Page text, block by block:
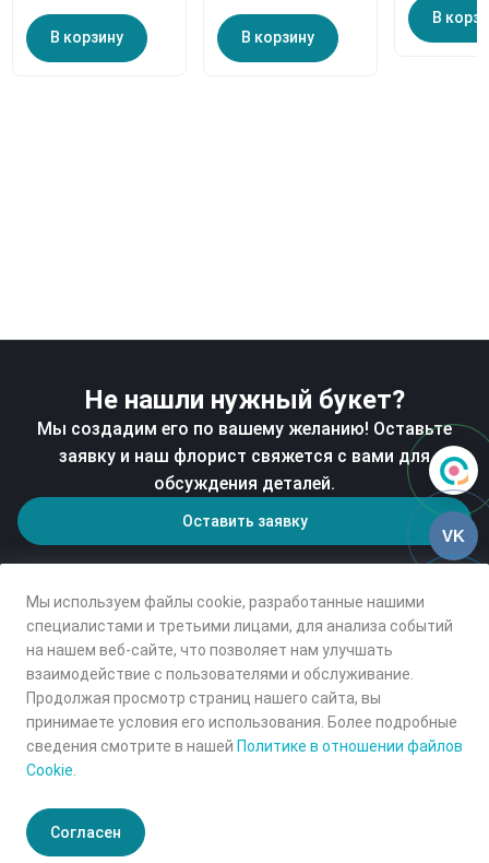
VK
В корзину В корзину
В
Не нашли нужный букет?
Мы создадим его по вашему желанию! Оставьте
заявку и наш флорист свяжется с вами для
обсуждения деталей.
Оставить заявку
© 2025 Первый Цветочный, Все права защищены
Мы используем файлы cookie, разработанные нашими
специалистами и третьими лицами, для анализа событий
на нашем веб-сайте, что позволяет нам улучшать
взаимодействие с пользователями и обслуживание.
Продолжая просмотр страниц нашего сайта, вы
принимаете условия его использования. Более подробные
сведения смотрите в нашей Политике в отношении файлов
Cookie
Согласен